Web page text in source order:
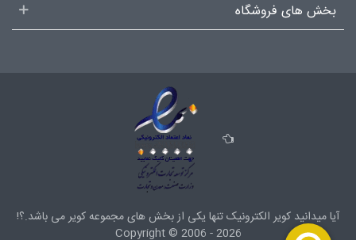
بخش های فروشگاه
آیا میدانید کویر الکترونیک تنها یکی از بخش هایمجموعه کویرمی باشد.؟!
Copyright © 2006 - 2026